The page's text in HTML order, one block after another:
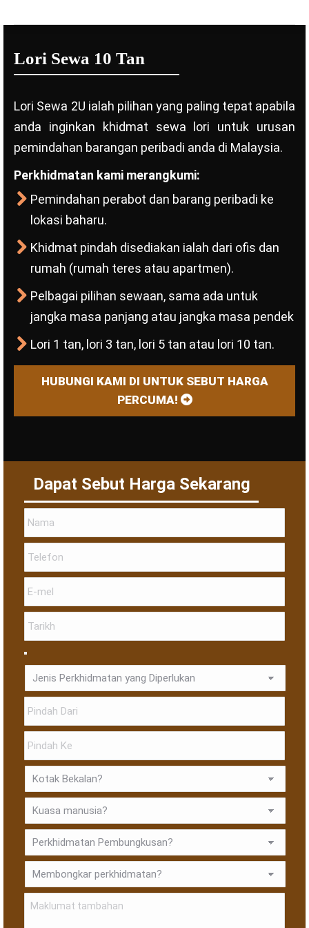
Lori Sewa 10 Tan
Lori Sewa 2U ialah pilihan yang paling tepat apabila
anda inginkan khidmat sewa lori untuk urusan
pemindahan barangan peribadi anda di Malaysia.
Perkhidmatan kami merangkumi:
Pemindahan perabot dan barang peribadi ke
lokasi baharu.
Khidmat pindah disediakan ialah dari ofis dan
rumah (rumah teres atau apartmen).
Pelbagai pilihan sewaan, sama ada untuk
jangka masa panjang atau jangka masa pendek
Lori 1 tan, lori 3 tan, lori 5 tan atau lori 10 tan.
HUBUNGI KAMI DI UNTUK SEBUT HARGA
PERCUMA!
Dapat Sebut Harga Sekarang